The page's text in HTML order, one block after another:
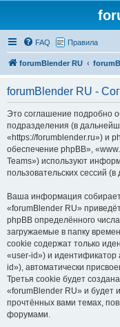
FAQ Правила
forumBlender RU
forumBlender RU -
Это соглашение подробно
подразделения (в
«https://forumblender.ru») и
обеспечение phpBB»,
Teams») используют
пользовательских сессий
Ваша информация
«forumBlender RU»
phpBB определённого
загружаемые в папку
cookie содержат только
«user-id») и
id»), автоматически
Третья cookie будет
«forumBlender RU» и будет
прочтённых вами темах,
форумами.